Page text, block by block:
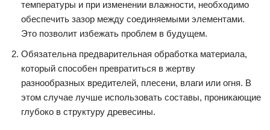
температуры и при изменении влажности, необходимо
обеспечить зазор между соединяемыми элементами.
Это позволит избежать проблем в будущем.
Обязательна предварительная обработка материала,
который способен превратиться в жертву
разнообразных вредителей, плесени, влаги или огня. В
этом случае лучше использовать составы, проникающие
глубоко в структуру древесины.